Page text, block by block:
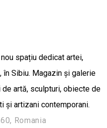
spațiu dedicat artei,
în Sibiu. Magazin și galerie
artă, sculpturi, obiecte de
și artizani contemporani.
Romania